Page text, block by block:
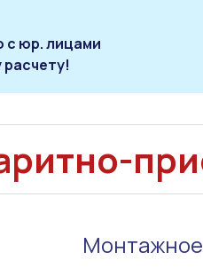
с юр. лицами
Монтажное